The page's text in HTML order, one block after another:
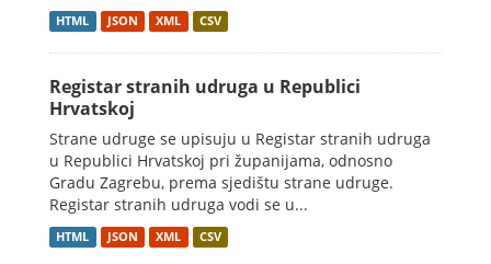
HTML JSON XML CSV
Registar stranih udruga u Republici
Hrvatskoj
Strane udruge se upisuju u Registar stranih udruga
u Republici Hrvatskoj pri županijama, odnosno
Gradu Zagrebu, prema sjedištu strane udruge.
Registar stranih udruga vodi se u...
HTML JSON XML CSV